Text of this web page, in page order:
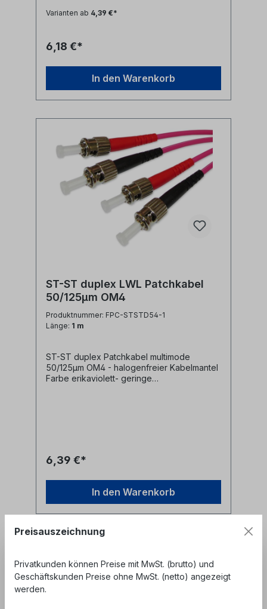
Varianten ab 4,39 €*
6,18 €*
In den Warenkorb
ST-ST duplex LWL Patchkabel
50/125µm OM4
Produktnummer: FPC-STSTD54-1
Länge: 1 m
ST-ST duplex Patchkabel multimode
50/125µm OM4 - halogenfreier Kabelmantel
Farbe erikaviolett- geringe
6,39 €*
In den Warenkorb
Preisauszeichnung
Privatkunden können Preise mit MwSt. (brutto) und
Geschäftskunden Preise ohne MwSt. (netto) angezeigt
werden.